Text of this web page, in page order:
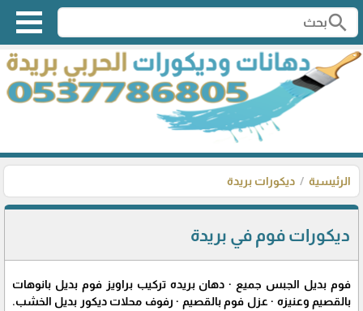
search
الرئيسية ديكورات بريدة
ديكورات فوم في بريدة
فوم بديل الجبس جميع · دهان بريده تركيب براويز فوم بديل بانوهات
بالقصيم وعنيزه · عزل فوم بالقصيم · رفوف محلات ديكور بديل الخشب.